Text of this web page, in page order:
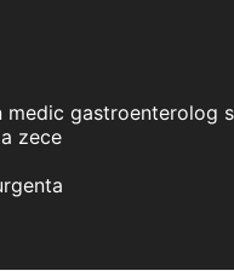
medic gastroenterolog
zece